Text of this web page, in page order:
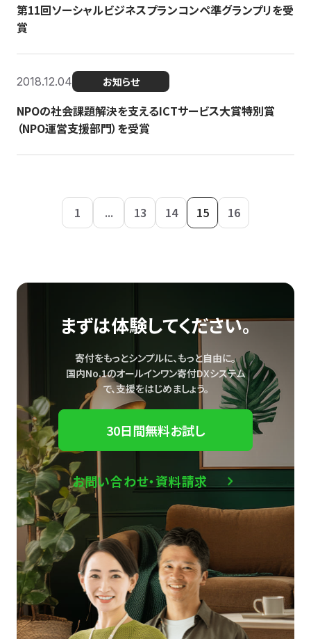
第11回ソーシャルビジネスプランコンペ準グランプリを受
賞
2018.12.04 お知らせ
NPOの社会課題解決を支えるICTサービス大賞特別賞
（NPO運営支援部門）を受賞
1 ... 13 14 15 16
まずは体験してください。
寄付をもっとシンプルに、もっと自由に。
国内No.1のオールインワン寄付DXシステム
で、支援をはじめましょう。
30日間無料お試し
お問い合わせ・資料請求